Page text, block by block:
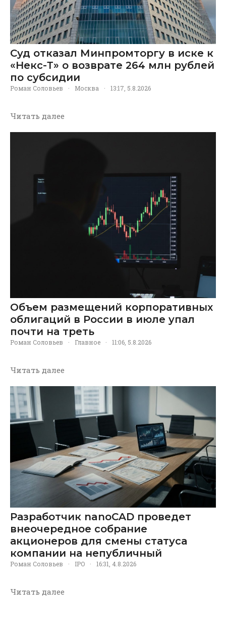
Суд отказал Минпромторгу в иске к
«Некс-Т» о возврате 264 млн рублей
по субсидии
Роман Соловьев · Москва · 13:17, 5.8.2026
Читать далее
Объем размещений корпоративных
облигаций в России в июле упал
почти на треть
Роман Соловьев · Главное · 11:06, 5.8.2026
Читать далее
Разработчик nanoCAD проведет
внеочередное собрание
акционеров для смены статуса
компании на непубличный
Роман Соловьев · IPO · 16:31, 4.8.2026
Читать далее